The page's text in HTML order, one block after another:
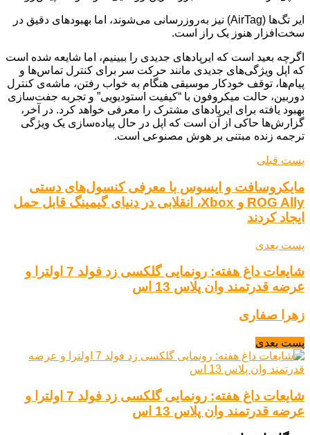
ایر تگ‌ها (AirTag) نیز به‌روزرسانی می‌شوند، اما بهبودهای دقیق در
سخت‌افزار هنوز یک راز است.
اگرچه بعید است که ایرپادهای جدیدی را ببینیم، اما شایعه شده است
که اپل ویژگی‌های جدیدی مانند حرکت سر برای کنترل تماس‌ها و
پیام‌ها، توقف خودکار موسیقی هنگام به خواب رفتن، ماشه‌ی کنترل
دوربین، حالت میکروفون با “کیفیت استودیویی” و تجربه جفت‌سازی
بهبود یافته برای ایرپادهای مشترک را معرفی خواهد کرد. در آخر،
گزارش‌ها حاکی از آن است که اپل در حال پیاده‌سازی یک ویژگی
ترجمه زنده مبتنی بر هوش مصنوعی است.
پست قبلی
مایکروسافت و ایسوس با معرفی کنسول‌های دستی
ROG Ally و Xbox، انقلابی در دنیای گیمینگ قابل حمل
ایجاد کردند
پست بعدی
شایعات داغ هفته: رونمایی گلکسی زد فولد 7 اولترا و
عرضه قدرتمند وان پلاس 13 اس
زهرا صفاری
پست بعدی
شایعات داغ هفته: رونمایی گلکسی زد فولد 7 اولترا و
عرضه قدرتمند وان پلاس 13 اس